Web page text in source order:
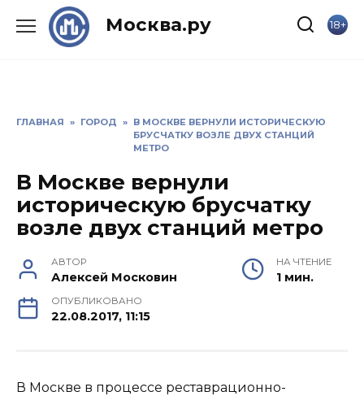
Москва.ру 18+
ГЛАВНАЯ » ГОРОД » В МОСКВЕ ВЕРНУЛИ ИСТОРИЧЕСКУЮ
БРУСЧАТКУ ВОЗЛЕ ДВУХ СТАНЦИЙ
МЕТРО
В Москве вернули
историческую брусчатку
возле двух станций метро
АВТОР
Алексей Московин
НА ЧТЕНИЕ
1 мин.
ОПУБЛИКОВАНО
22.08.2017, 11:15
В Москве в процессе реставрационно-